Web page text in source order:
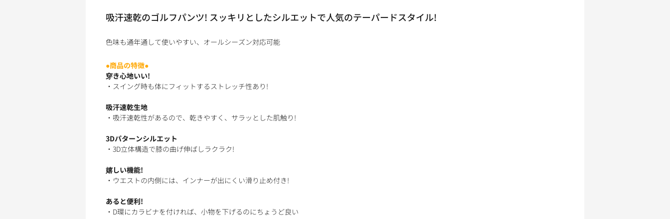
吸汗速乾のゴルフパンツ! スッキリとしたシルエットで人気のテーパードスタイル!
色味も通年通して使いやすい、オールシーズン対応可能
●商品の特徴●
穿き心地いい!
・スイング時も体にフィットするストレッチ性あり!
吸汗速乾生地
・吸汗速乾性があるので、乾きやすく、サラッとした肌触り!
3Dパターンシルエット
・3D立体構造で膝の曲げ伸ばしラクラク!
嬉しい機能!
・ウエストの内側には、インナーが出にくい滑り止め付き!
あると便利!
・D環にカラビナを付ければ、小物を下げるのにちょうど良い